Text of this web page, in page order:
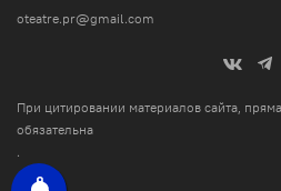
oteatre.pr@gmail.com
При цитировании материалов сайта,
обязательна
.